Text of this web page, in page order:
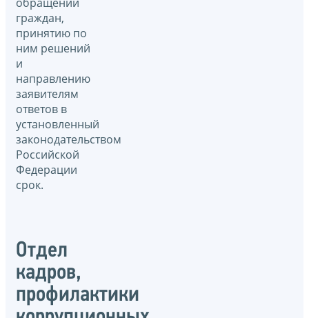
граждан,
принятию по
ним решений
и
направлению
заявителям
ответов в
установленный
законодательством
Российской
Федерации
срок.
Отдел
кадров,
профилактики